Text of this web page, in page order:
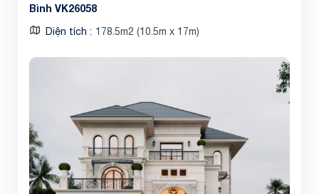
Bình VK26058
Diện tích 178.5m2 (10.5m x 17m)